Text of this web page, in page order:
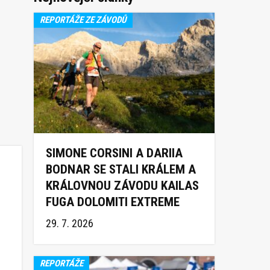
REPORTÁŽE ZE ZÁVODŮ
SIMONE CORSINI A DARIIA
BODNAR SE STALI KRÁLEM A
KRÁLOVNOU ZÁVODU KAILAS
FUGA DOLOMITI EXTREME
TRAIL 2026
29. 7. 2026
REPORTÁŽE